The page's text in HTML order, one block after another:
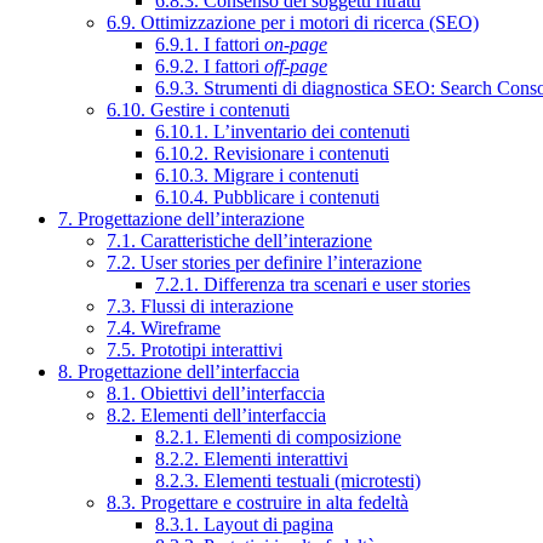
6.9. Ottimizzazione per i motori di ricerca (SEO)
6.9.1. I fattori on-page
6.9.2. I fattori off-page
6.9.3. Strumenti di diagnostica SEO: Search
6.10. Gestire i contenuti
6.10.1. L’inventario dei contenuti
6.10.2. Revisionare i contenuti
6.10.3. Migrare i contenuti
6.10.4. Pubblicare i contenuti
7. Progettazione dell’interazione
7.1. Caratteristiche dell’interazione
7.2. User stories per definire l’interazione
7.2.1. Differenza tra scenari e user stories
7.3. Flussi di interazione
7.4. Wireframe
7.5. Prototipi interattivi
8. Progettazione dell’interfaccia
8.1. Obiettivi dell’interfaccia
8.2. Elementi dell’interfaccia
8.2.1. Elementi di composizione
8.2.2. Elementi interattivi
8.2.3. Elementi testuali (microtesti)
8.3. Progettare e costruire in alta fedeltà
8.3.1. Layout di pagina